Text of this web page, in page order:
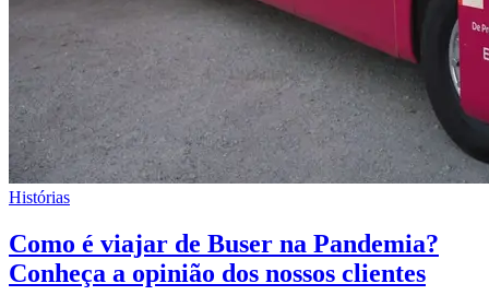
Histórias
Como é viajar de Buser na Pandemia?
Conheça a opinião dos nossos clientes